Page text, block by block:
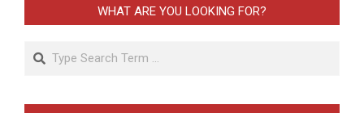
WHAT ARE YOU LOOKING FOR?
Search